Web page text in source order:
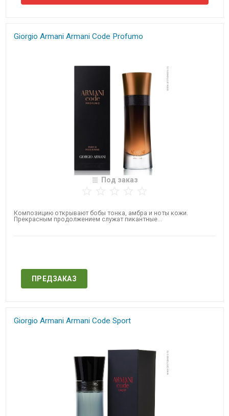
Giorgio Armani Armani Code Profumo
Под заказ
Композицию открывают бобы тонка, амбра и ноты кожи.
Прекрасным продолжением служат пикантные...
ПРЕДЗАКАЗ
Giorgio Armani Armani Code Sport